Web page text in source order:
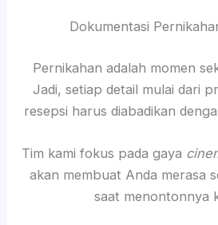
Dokumentasi
Pernikahan adalah momen
Jadi, setiap detail mulai dari
resepsi harus diabadikan
Tim kami fokus pada gaya
akan membuat Anda merasa
saat menontonnya